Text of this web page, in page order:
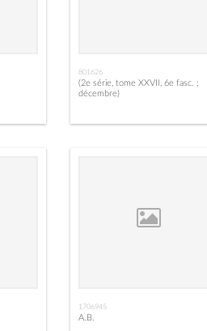
801626
(2e série, tome XXVII, 6e fasc. ;
décembre)
1706945
A.B.